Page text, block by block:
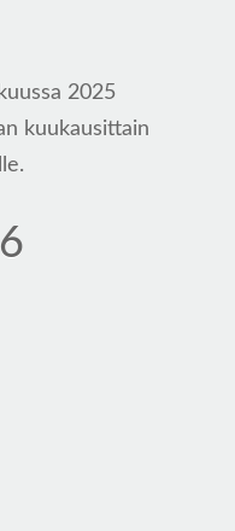
2025
kuukausittain